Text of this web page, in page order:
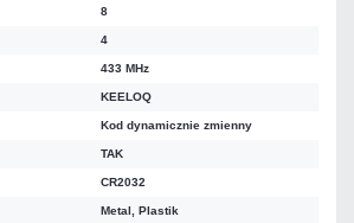
8
4
433 MHz
KEELOQ
Kod dynamicznie zmienny
TAK
CR2032
Metal, Plastik